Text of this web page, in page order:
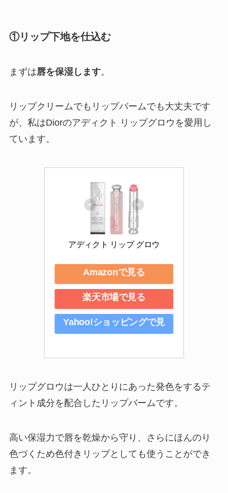
①リップ下地を仕込む
まずは唇を保湿します。
リップクリームでもリップバームでも大丈夫です
が、私はDiorのアディクト リップグロウを愛用し
ています。
アディクト リップ グロウ
Amazonで見る
楽天市場で見る
Yahoo!ショッピングで見
リップグロウは一人ひとりにあった発色をするテ
ィント成分を配合したリップバームです。
高い保湿力で唇を乾燥から守り、さらにほんのり
色づくため色付きリップとしても使うことができ
ます。